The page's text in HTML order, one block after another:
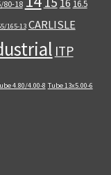
80-18 16 16.5
165-13 CARLISLE
ITP
4.80/4.00-8 Tube 13x5.00-6